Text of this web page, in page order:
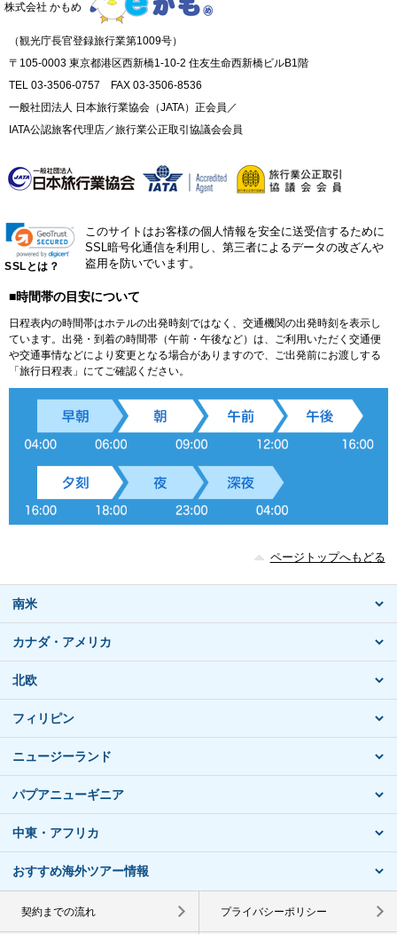
株式会社 かもめ
（観光庁長官登録旅行業第1009号）
〒105-0003 東京都港区西新橋1-10-2 住友生命西新橋ビルB1階
TEL 03-3506-0757 FAX 03-3506-8536
一般社団法人 日本旅行業協会（JATA）正会員／
IATA公認旅客代理店／旅行業公正取引協議会会員
SSLとは？
このサイトはお客様の個人情報を安全に送受信するために
SSL暗号化通信を利用し、第三者によるデータの改ざんや
盗用を防いでいます。
■時間帯の目安について
日程表内の時間帯はホテルの出発時刻ではなく、交通機関の出発時刻を表示し
ています。出発・到着の時間帯（午前・午後など）は、ご利用いただく交通便
や交通事情などにより変更となる場合がありますので、ご出発前にお渡しする
「旅行日程表」にてご確認ください。
ページトップへもどる
南米
カナダ・アメリカ
北欧
フィリピン
ニュージーランド
パプアニューギニア
中東・アフリカ
おすすめ海外ツアー情報
契約までの流れ プライバシーポリシー